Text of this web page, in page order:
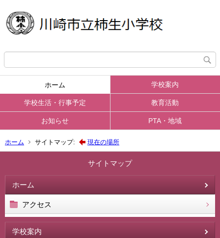
ホーム 学校案内
学校生活・行事予定 教育活動
お知らせ PTA・地域
ホーム サイトマップ: 現在の場所
サイトマップ
ホーム
アクセス
学校案内